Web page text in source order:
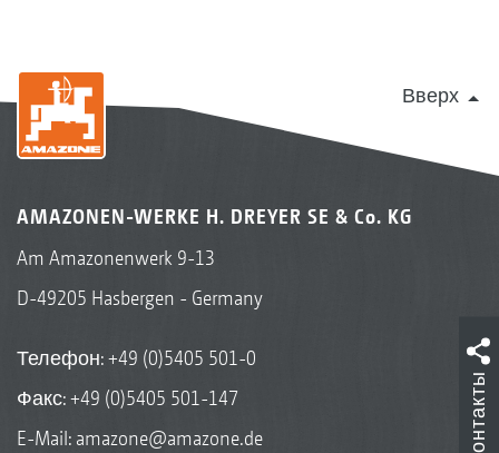
Вверх
AMAZONEN-WERKE H. DREYER SE & Co. KG
Am Amazonenwerk 9-13
D-49205 Hasbergen - Germany
Телефон:+49 (0)5405 501-0
Факс: +49 (0)5405 501-147
E-Mail: amazone@amazone.de Контакты